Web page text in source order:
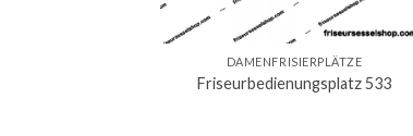
DAMENFRISIERPLÄTZE
Friseurbedienungsplatz 533